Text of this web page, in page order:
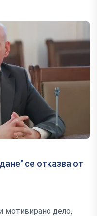
се отказва от
мотивирано дело,